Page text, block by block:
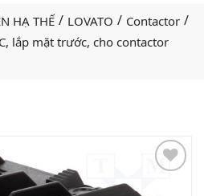
HẠ THẾ / LOVATO / Contactor /
lắp mặt trước, cho contactor